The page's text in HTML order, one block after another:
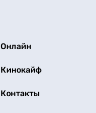
Онлайн
Кинокайф
Контакты